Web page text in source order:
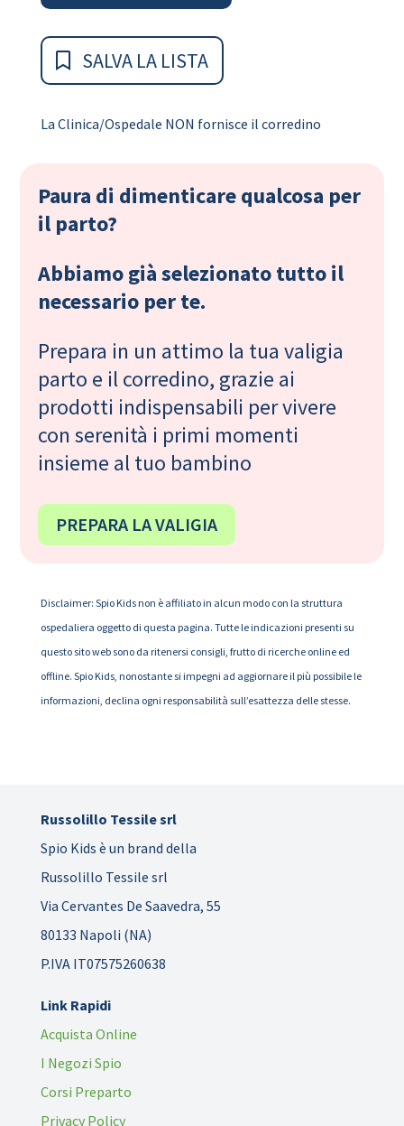
SALVA LA LISTA
La Clinica/Ospedale NON fornisce il corredino
Paura di dimenticare qualcosa per
il parto?
Abbiamo già selezionato tutto il
necessario per te.
Prepara in un attimo la tua valigia
parto e il corredino, grazie ai
prodotti indispensabili per vivere
con serenità i primi momenti
insieme al tuo bambino
PREPARA LA VALIGIA
Disclaimer: Spio Kids non è affiliato in alcun modo con la struttura
ospedaliera oggetto di questa pagina. Tutte le indicazioni presenti su
questo sito web sono da ritenersi consigli, frutto di ricerche online ed
offline. Spio Kids, nonostante si impegni ad aggiornare il più possibile le
informazioni, declina ogni responsabilità sull’esattezza delle stesse.
Russolillo Tessile srl
Spio Kids è un brand della
Russolillo Tessile srl
Via Cervantes De Saavedra, 55
80133 Napoli (NA)
P.IVA IT07575260638
Link Rapidi
Acquista Online
I Negozi Spio
Corsi Preparto
Privacy Policy